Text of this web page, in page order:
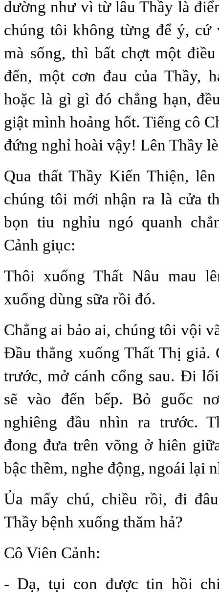
dường như vì từ lâu Thầy là
chúng tôi không từng để ý, cứ
mà sống, thì bất chợt một
đến, một cơn đau của Thầy,
hoặc là gì gì đó chẳng hạn,
giật mình hoảng hốt. Tiếng cô
đứng nghỉ hoài vậy! Lên Thầy
Qua thất Thầy Kiến Thiện,
chúng tôi mới nhận ra là cửa
bọn tiu nghỉu ngó quanh
Cảnh giục:
Thôi xuống Thất Nâu mau
xuống dùng sữa rồi đó.
Chẳng ai bảo ai, chúng tôi vội
Đầu thẳng xuống Thất Thị giả.
trước, mở cánh cổng sau. Đi
sẽ vào đến bếp. Bỏ guốc
nghiêng đầu nhìn ra trước.
đong đưa trên võng ở hiên
bậc thềm, nghe động, ngoái lại
Ủa mấy chú, chiều rồi, đi
Thầy bệnh xuống thăm hả?
Cô Viên Cảnh:
- Dạ, tụi con được tin hồi